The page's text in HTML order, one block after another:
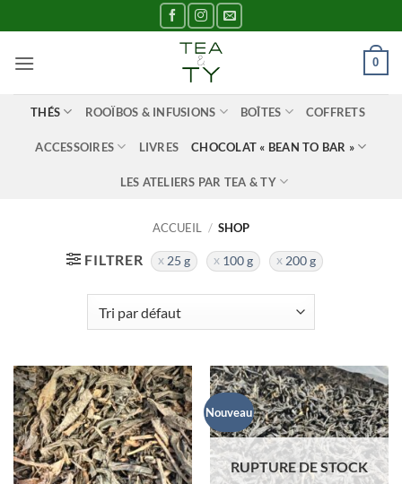
au
contenu
0
THÉS ROOÏBOS & INFUSIONS BOÎTES COFFRETS
ACCESSOIRES LIVRES CHOCOLAT « BEAN TO BAR »
LES ATELIERS PAR TEA & TY
ACCUEIL / SHOP
FILTRER 25 g 100 g 200 g
Nouveau
RUPTURE DE STOCK